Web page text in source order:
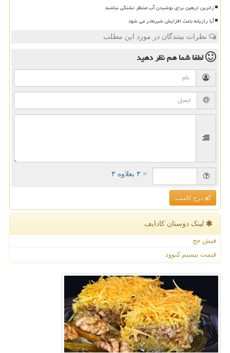
زائرین اربعین برای نوشیدن آب منتظر تشنگی نباشند
آیا رازیانه باعث افزایش شیرمادر می شود
نظرات بینندگان در مورد این مطلب
لطفا شما همنظر دهید
= ۳ بعلاوه ۳
درج کامنت
لینک دوستان كادایف
فیش حج
قیمت بیسیم کنوود